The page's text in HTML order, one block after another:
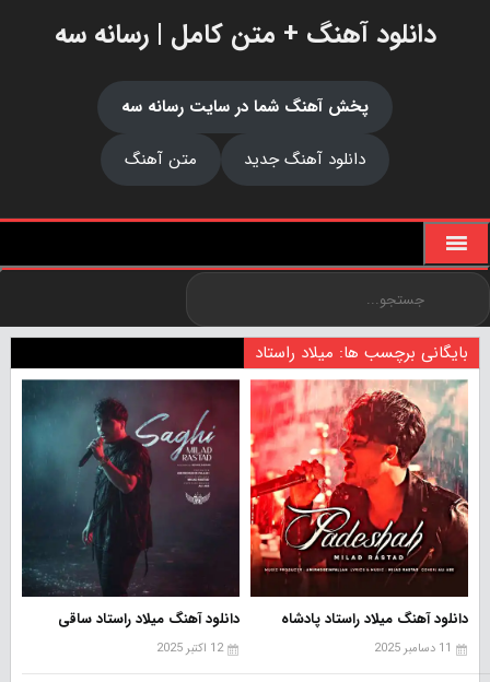
دانلود آهنگ + متن کامل | رسانه سه
پخش آهنگ شما در سایت رسانه سه
دانلود آهنگ جدید
متن آهنگ
بایگانی برچسب ها: میلاد راستاد
دانلود آهنگ میلاد راستاد پادشاه
11 دسامبر 2025
دانلود آهنگ میلاد راستاد ساقی
12 اکتبر 2025